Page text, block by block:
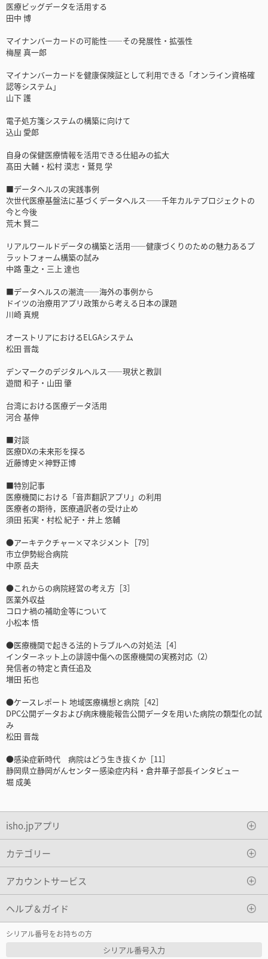
医療ビッグデータを活用する
田中 博
マイナンバーカードの可能性――その発展性・拡張性
梅屋 真一郎
マイナンバーカードを健康保険証として利用できる「オンライン資格確
認等システム」
山下 護
電子処方箋システムの構築に向けて
込山 愛郎
自身の保健医療情報を活用できる仕組みの拡大
髙田 大輔・松村 漠志・鷲見 学
■データヘルスの実践事例
次世代医療基盤法に基づくデータヘルス――千年カルテプロジェクトの
今と今後
荒木 賢二
リアルワールドデータの構築と活用――健康づくりのための魅力あるプ
ラットフォーム構築の試み
中路 重之・三上 達也
■データヘルスの潮流――海外の事例から
ドイツの治療用アプリ政策から考える日本の課題
川崎 真規
オーストリアにおけるELGAシステム
松田 晋哉
デンマークのデジタルヘルス――現状と教訓
遊間 和子・山田 肇
台湾における医療データ活用
河合 基伸
■対談
医療DXの未来形を探る
近藤博史×神野正博
■特別記事
医療機関における「音声翻訳アプリ」の利用
医療者の期待，医療通訳者の受け止め
須田 拓実・村松 紀子・井上 悠輔
●アーキテクチャー×マネジメント［79］
市立伊勢総合病院
中原 岳夫
●これからの病院経営の考え方［3］
医業外収益
コロナ禍の補助金等について
小松本 悟
●医療機関で起きる法的トラブルへの対処法［4］
インターネット上の誹謗中傷への医療機関の実務対応（2）
発信者の特定と責任追及
増田 拓也
●ケースレポート 地域医療構想と病院［42］
DPC公開データおよび病床機能報告公開データを用いた病院の類型化の試
み
松田 晋哉
●感染症新時代 病院はどう生き抜くか［11］
静岡県立静岡がんセンター感染症内科・倉井華子部長インタビュー
堀 成美
isho.jpアプリ
カテゴリー
アカウントサービス
ヘルプ＆ガイド
シリアル番号をお持ちの方
シリアル番号入力